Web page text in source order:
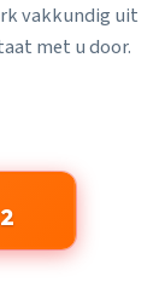
vakkundig uit
met u door.